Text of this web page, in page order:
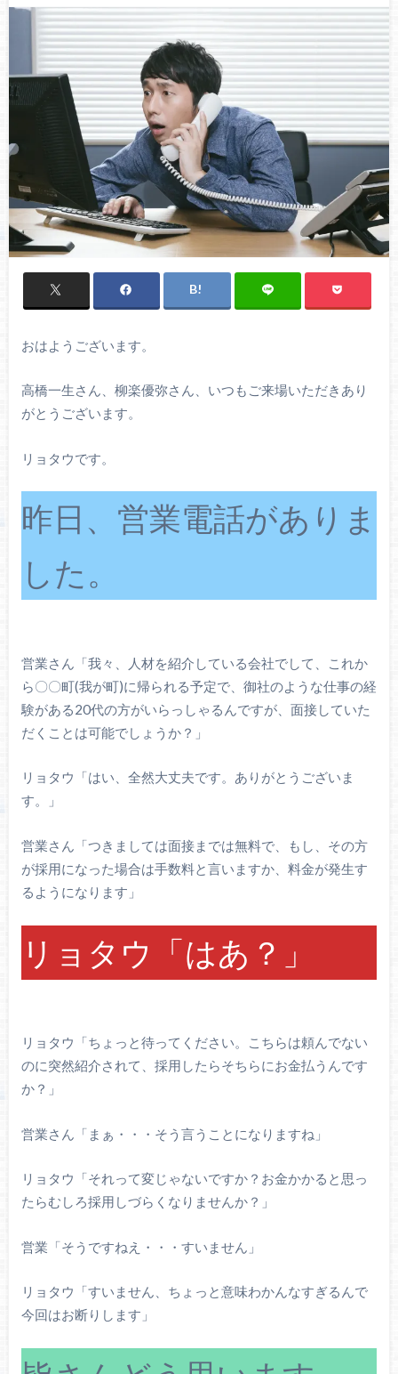
おはようございます。
高橋一生さん、柳楽優弥さん、いつもご来場いただきあり
がとうございます。
リョタウです。
昨日、営業電話がありま
した。
営業さん「我々、人材を紹介している会社でして、これか
ら〇〇町(我が町)に帰られる予定で、御社のような仕事の経
験がある20代の方がいらっしゃるんですが、面接していた
だくことは可能でしょうか？」
リョタウ「はい、全然大丈夫です。ありがとうございま
す。」
営業さん「つきましては面接までは無料で、もし、その方
が採用になった場合は手数料と言いますか、料金が発生す
るようになります」
リョタウ「はあ？」
リョタウ「ちょっと待ってください。こちらは頼んでない
のに突然紹介されて、採用したらそちらにお金払うんです
か？」
営業さん「まぁ・・・そう言うことになりますね」
リョタウ「それって変じゃないですか？お金かかると思っ
たらむしろ採用しづらくなりませんか？」
営業「そうですねえ・・・すいません」
リョタウ「すいません、ちょっと意味わかんなすぎるんで
今回はお断りします」